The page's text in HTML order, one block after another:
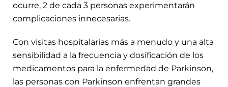
ocurre, 2 de cada 3 personas experimentarán
complicaciones innecesarias.
Con visitas hospitalarias más a menudo y una alta
sensibilidad a la frecuencia y dosificación de los
medicamentos para la enfermedad de Parkinson,
las personas con Parkinson enfrentan grandes